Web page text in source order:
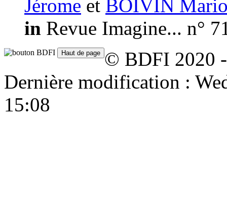
Jérome et BOIVIN
in Revue Imagine... n°
© BDFI 2020
Dernière modification :
15:08